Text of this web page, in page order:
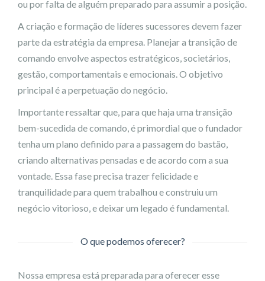
ou por falta de alguém preparado para assumir a posição.
A criação e formação de líderes sucessores devem fazer
parte da estratégia da empresa. Planejar a transição de
comando envolve aspectos estratégicos, societários,
gestão, comportamentais e emocionais. O objetivo
principal é a perpetuação do negócio.
Importante ressaltar que, para que haja uma transição
bem-sucedida de comando, é primordial que o fundador
tenha um plano definido para a passagem do bastão,
criando alternativas pensadas e de acordo com a sua
vontade. Essa fase precisa trazer felicidade e
tranquilidade para quem trabalhou e construiu um
negócio vitorioso, e deixar um legado é fundamental.
O que podemos oferecer?
Nossa empresa está preparada para oferecer esse